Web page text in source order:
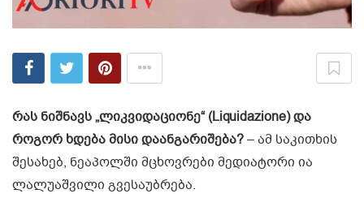
რას ნიშნავს „ლიკვიდაციონე“ (Liquidazione) და
როგორ ხდება მისი დაანგარიშება?– ამ საკითხის
შესახებ, ნეაპოლში მცხოვრები მედიატორი ია
ლალუაშვილი გვესაუბრება.